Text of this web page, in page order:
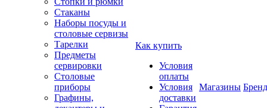
Стаканы
Наборы посуды и
столовые сервизы
Тарелки
Предметы
сервировки
Столовые
приборы
Графины,
Как купить
Условия
оплаты
Условия
доставки
Магазины